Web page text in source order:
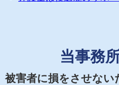
当事務
被害者に損をさせない